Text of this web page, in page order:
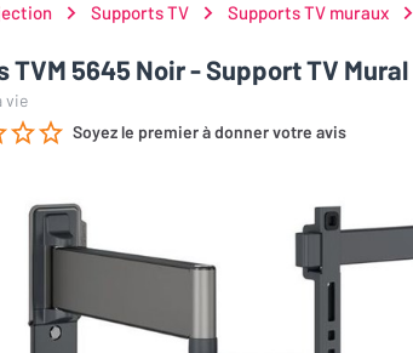
Supports TV Supports TV muraux
TVM 5645 Noir - Support TV Mural
vie
Soyez le premier à donner votre avis